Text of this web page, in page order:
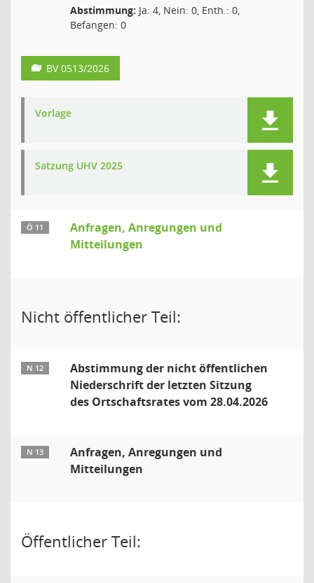
Abstimmung: Ja: 4, Nein: 0, Enth.: 0,
Befangen: 0
BV 0513/2026
Vorlage
Satzung UHV 2025
Ö 11
Anfragen, Anregungen und
Mitteilungen
Nicht öffentlicher Teil:
N 12
Abstimmung der nicht öffentlichen
Niederschrift der letzten Sitzung
des Ortschaftsrates vom 28.04.2026
N 13
Anfragen, Anregungen und
Mitteilungen
Öffentlicher Teil: